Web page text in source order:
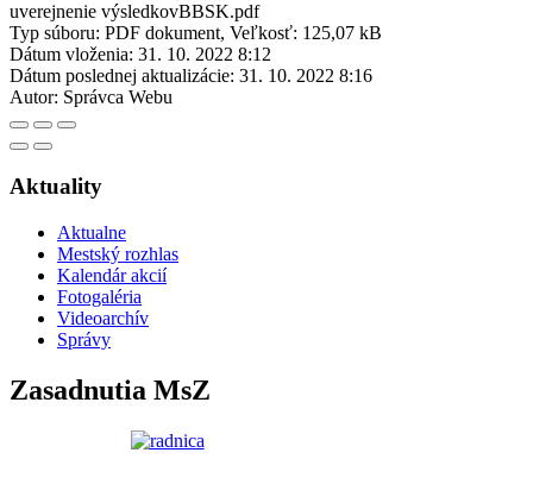
uverejnenie výsledkovBBSK.pdf
Typ súboru: PDF dokument, Veľkosť: 125,07 kB
Dátum vloženia: 31. 10. 2022 8:12
Dátum poslednej aktualizácie: 31. 10. 2022 8:16
Autor: Správca Webu
Aktuality
Aktualne
Mestský rozhlas
Kalendár akcií
Fotogaléria
Videoarchív
Správy
Zasadnutia MsZ